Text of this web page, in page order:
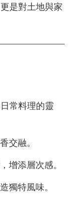
是對土地與家
常料理的靈
交融。
增添層次感。
獨特風味。